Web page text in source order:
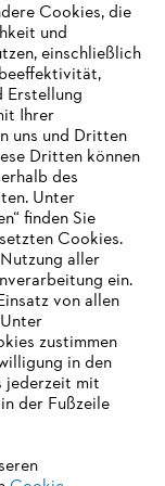
wir Ihnen, zu
Cookies, die
und
einschließlich
Erstellung
Ihrer
uns und Dritten
Dritten können
des
Unter
finden Sie
Cookies.
aller
ein.
von allen
zustimmen
in den
jederzeit mit
der Fußzeile